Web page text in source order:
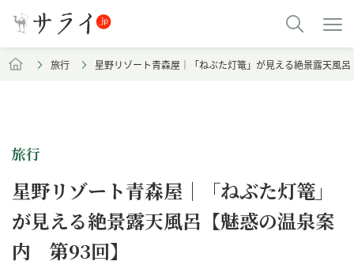
旅行 星野リゾート青森屋｜「ねぶた灯篭」が見える絶景露天風
旅行
星野リゾート青森屋｜「ねぶた灯篭」
が見える絶景露天風呂【魅惑の温泉案
内 第93回】